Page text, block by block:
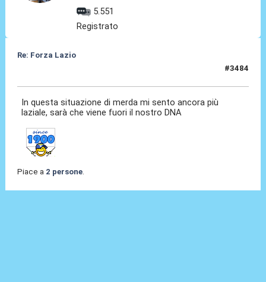
5.551
Registrato
Re: Forza Lazio
#3484
In questa situazione di merda mi sento ancora più
laziale, sarà che viene fuori il nostro DNA
Piace a 2 persone.